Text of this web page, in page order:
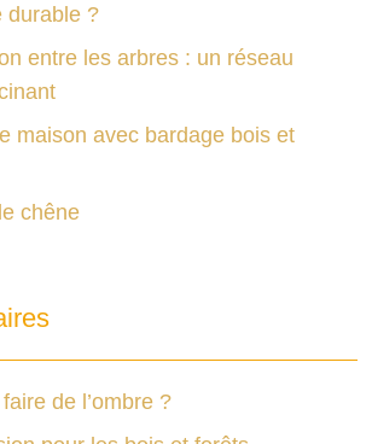
durable ?
entre les arbres : un réseau
maison avec bardage bois et
chêne
de l’ombre ?